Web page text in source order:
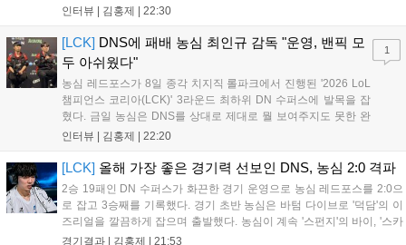
다. 먼저 오랜만의 2:0 완승에 대해 '두두'는 "진짜 오랜만에 거둔 2:0 승
인터뷰 | 김홍제 22:30
[LCK] DNS에 패배 농심 최인규 감독 "운영, 밴픽 모
두 아쉬웠다"
농심 레드포스가 8일 종각 치지직 롤파크에서 진행된 '2026 LoL
챔피언스 코리아(LCK)' 3라운드 최하위 DN 수퍼스에 발목을 잡
혔다. 금일 농심은 DNS를 상대로 제대로 뭘 보여주지도 못한 완
패를 당하고 말았다. 이하 농심 레드포스 최인규 감독과 '리헨즈'
인규 감독 : 모든 경...
인터뷰 | 김홍제 22:20
1
[LCK] 올해 가장 좋은 경기력 선보인 DNS, 농심 2:0 격파
2승 19패인 DN 수퍼스가 화끈한 경기 운영으로 농심 레드포스를 2:0으
로 잡고 3승째를 기록했다. 경기 초반 농심은 바텀 다이브로 '덕담'의 이
즈리얼을 깔끔하게 잡으며 출발했다. 농심이 계속 '스펀지'의 바이, '스카
웃'의 신드라가 맹활약하며 초반부터 잡은 주도권을 계속 잘 굴렸다.
경기결과 | 김홍제 21:53